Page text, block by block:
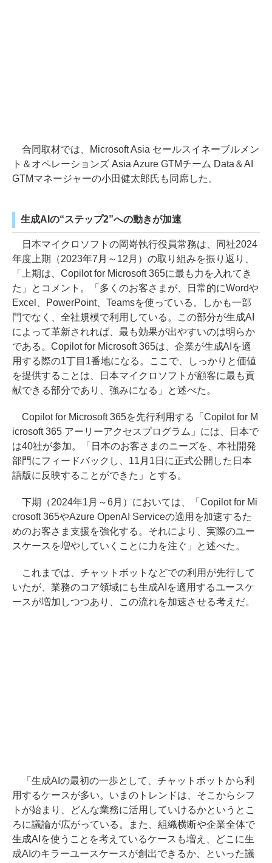
合同取材では、Microsoft Asia セールスイネーブルメン
ト＆オペレーションズ Asia Azure GTMチーム Data＆AI
GTMマネージャーの小田健太郎氏も同席した。
生成AIの“ステップ2”への動きが加速
日本マイクロソフトの岡嵜執行役員常務は、同社2024
年度上期（2023年7月～12月）の取り組みを振り返り、
「上期は、Copilot for Microsoft 365に最も力を入れてき
た」とコメント。「多くのお客さまが、日常的にWordや
Excel、PowerPoint、Teamsを使っている。しかも一部
門でなく、全社規模で利用している。この部分が生成AI
によって革新されれば、最も効果が出やすいのは明らか
である。Copilot for Microsoft 365は、企業が生成AIを適
用する際の1丁目1番地になる。ここで、しっかりと価値
を提供することは、日本マイクロソフトが顧客に最も貢
献できる部分であり、強みになる」と述べた。
Copilot for Microsoft 365を先行利用する「Copilot for M
icrosoft 365 アーリーアクセスプログラム」には、日本で
は40社が参加。「日本のお客さまのニーズを、本社開発
部門にフィードバックし、11月1日に正式公開した日本
語版に反映することができた」とする。
下期（2024年1月～6月）においては、「Copilot for Mi
crosoft 365やAzure OpenAI Serviceの適用を加速するた
めのお客さま支援を強化する。それにより、実際のユー
スケースを増やしていくことに力を注ぐ」と述べた。
これまでは、チャットボットなどでの利用が先行して
いたが、業務のコア領域にも生成AIを適用するユースケ
ースが増加しつつあり、この流れを加速させる考えだ。
「生成AIの最初の一歩として、チャットボットから利
用するケースが多い。いまのトレンドは、そこからシフ
トが始まり、どんな業務に活用していけるかというとこ
ろに議論が広がっている。また、組織横断や企業全体で
生成AIを使うことを考えているケースも増え、どこに生
成AIのキラーユースケースが創出できるか、といった議